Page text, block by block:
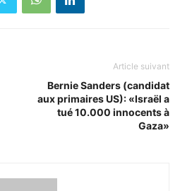
Article suivant
Bernie Sanders (candidat
aux primaires US): «Israël a
tué 10.000 innocents à
Gaza»